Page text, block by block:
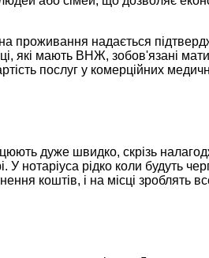
проживання надається
які мають ВНЖ, зобов'язані
послуг у комерційних
дуже швидко, скрізь
У нотаріуса рідко коли будуть
коштів, і на місці